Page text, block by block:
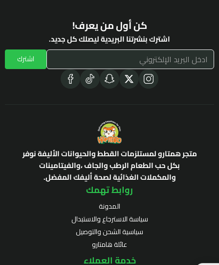
كن أول من يعرف!
اشترك بنشرتنا البريدية ليصلك كل جديد.
اشترك
متجر همتارو لمستلزمات القطط والحيوانات الأليفة نوفر
بكل حب الطعام الرطب والجاف ،والفيتامينات
والمكملات الغذائية لصحة أليفك المفضل.
روابط تهمك
المدونة
سياسة الاسترجاع والاستبدال
سياسية الشحن والتوصيل
عائلة هامتارو
خدمة العملاء